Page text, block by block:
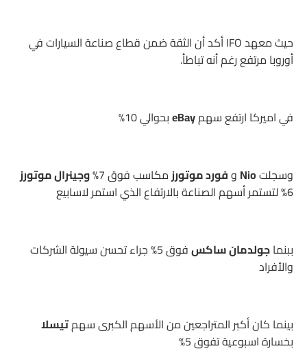
حيث معهد IFO أكد أن الثقة ضمن قطاع صناعة السيارات في
أوروبا مرتفع رغم أنه تباطأ.
في اميركا ارتفع سهمeBayبحوالي 10%
وسجلتNio وفورد موتورزمكاسب فوق 7%
وجينرال موتورز
6% لتستمر أسهم الصناعة بالارتفاع الذي استمر لاسابيع
ببنماجولدمان ساكس
فوق 5% جراء تحسن سيولة الشركات
والأفراد
بينما كان أكبر المتراجعين من الأسهم الكبرى سهمتيسلا
بخسارة اسبوعية تفوق 5%